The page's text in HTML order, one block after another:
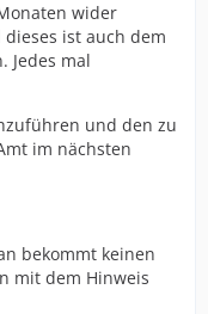
wider
ist auch dem
Jedes mal
und den zu
im nächsten
bekommt keinen
mit dem Hinweis